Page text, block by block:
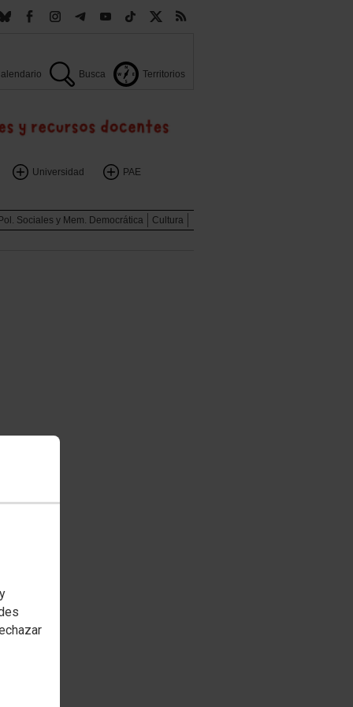
Busca Territorios
Universidad PAE
Sociales y Mem. Democrática Cultura